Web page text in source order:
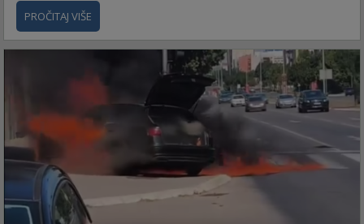
PROČITAJ VIŠE